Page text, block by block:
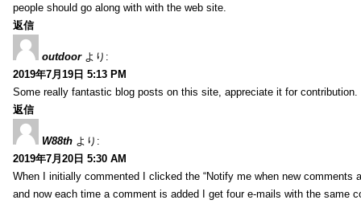
people should go along with with the web site.
返信
outdoor より:
2019年7月19日 5:13 PM
Some really fantastic blog posts on this site, appreciate it for contribution.
返信
W88th より:
2019年7月20日 5:30 AM
When I initially commented I clicked the “Notify me when new comments
and now each time a comment is added I get four e-mails with the same